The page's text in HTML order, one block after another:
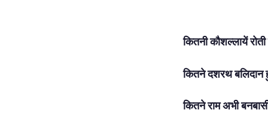
कितनी कौशल्लायें
कितने दशरथ बलिदान
कितने राम अभी